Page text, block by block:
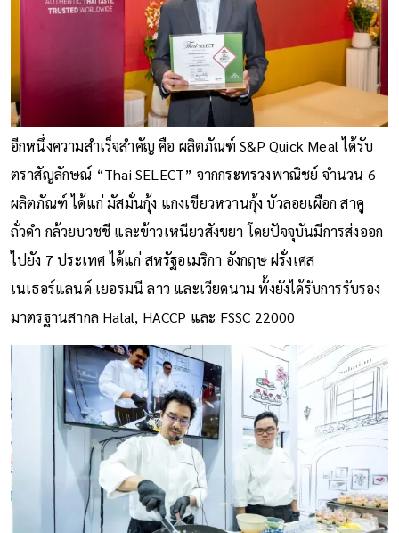
อีกหนึ่งความสำเร็จสำคัญ คือ ผลิตภัณฑ์ S&P Quick Meal ได้รับ
ตราสัญลักษณ์ “Thai SELECT” จากกระทรวงพาณิชย์ จำนวน 6
ผลิตภัณฑ์ ได้แก่ มัสมั่นกุ้ง แกงเขียวหวานกุ้ง บัวลอยเผือก สาคู
ถั่วดำ กล้วยบวชชี และข้าวเหนียวสังขยา โดยปัจจุบันมีการส่งออก
ไปยัง 7 ประเทศ ได้แก่ สหรัฐอเมริกา อังกฤษ ฝรั่งเศส
เนเธอร์แลนด์ เยอรมนี ลาว และเวียดนาม ทั้งยังได้รับการรับรอง
มาตรฐานสากล Halal, HACCP และ FSSC 22000